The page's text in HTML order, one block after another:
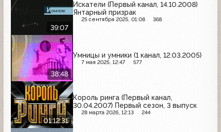
39:07
Искатели (Первый канал, 14.10.2008)
Янтарный призрак
25 сентября 2025, 01:08 368
38:48
Умницы и умники (1 канал, 12.03.2005)
7 мая 2025, 12:47 577
01:12:31
Король ринга (Первый канал,
30.04.2007) Первый сезон, 3 выпуск
28 марта 2026, 12:13 244